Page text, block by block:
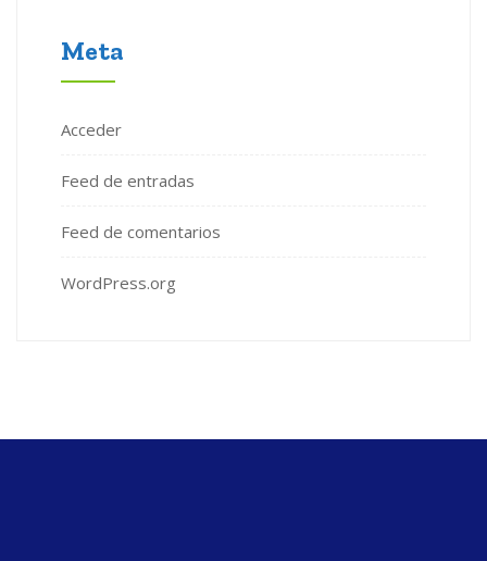
Meta
Acceder
Feed de entradas
Feed de comentarios
WordPress.org